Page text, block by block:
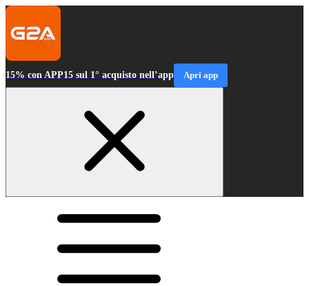
15% con APP15 sul 1° acquisto nell’app Apri app